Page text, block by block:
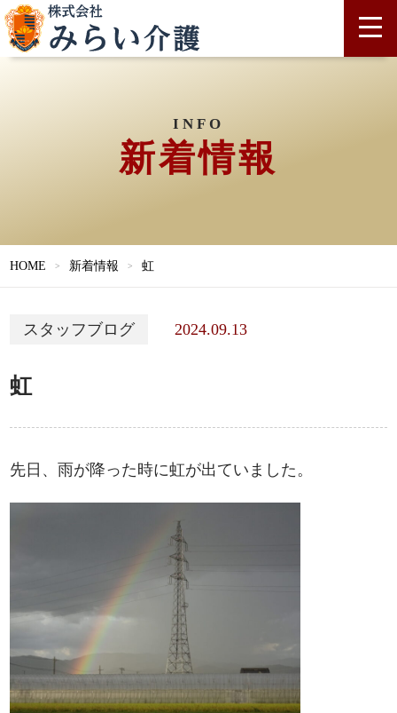
INFO
新着情報
HOME 新着情報 虹
スタッフブログ 2024.09.13
虹
先日、雨が降った時に虹が出ていました。